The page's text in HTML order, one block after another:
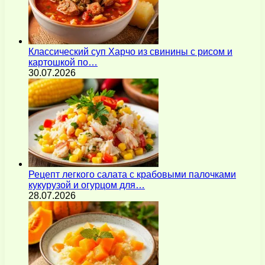
Классический суп Харчо из свинины с рисом и
картошкой по…
30.07.2026
Рецепт легкого салата с крабовыми палочками
кукурузой и огурцом для…
28.07.2026